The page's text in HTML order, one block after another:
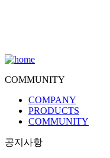
COMMUNITY
COMPANY
PRODUCTS
COMMUNITY
공지사항